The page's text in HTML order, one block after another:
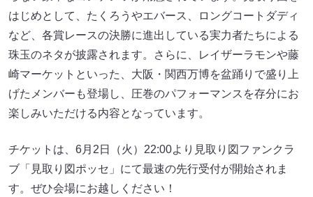
はじめとして、たくろうやエバース、ロングコートダディ
など、各賞レースの決勝に進出している実力者たちによる
珠玉のネタが披露されます。さらに、レイザーラモンや藤
崎マーケットといった、大阪・関西万博を盆踊りで盛り上
げたメンバーも登場し、圧巻のパフォーマンスを存分にお
楽しみいただける内容となっています。
チケットは、6月2日（火）22:00より見取り図ファンクラ
ブ「見取り図ポッセ」にて最速の先行受付が開始されま
す。ぜひ会場にお越しください！